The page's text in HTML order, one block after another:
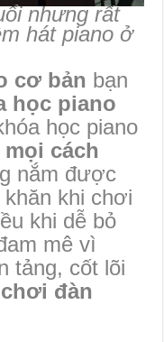
nhưng rất
hát piano ở
cơ bản bạn
học piano
học piano
mọi cách
nắm được
khi chơi
khi dễ bỏ
mê vì
tảng, cốt lõi
đàn